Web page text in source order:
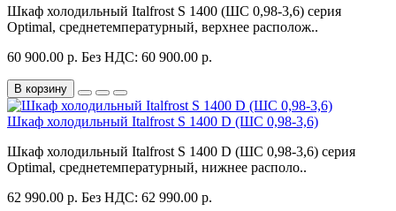
Шкаф холодильный Italfrost S 1400 (ШС 0,98-3,6) серия
Optimal, среднетемпературный, верхнее располож..
60 900.00 р. Без НДС: 60 900.00 р.
В корзину
Шкаф холодильный Italfrost S 1400 D (ШС 0,98-3,6)
Шкаф холодильный Italfrost S 1400 D (ШС 0,98-3,6) серия
Optimal, среднетемпературный, нижнее располо..
62 990.00 р. Без НДС: 62 990.00 р.